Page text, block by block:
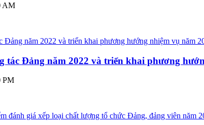
AM
tác Đảng năm 2022 và triển khai phương
PM